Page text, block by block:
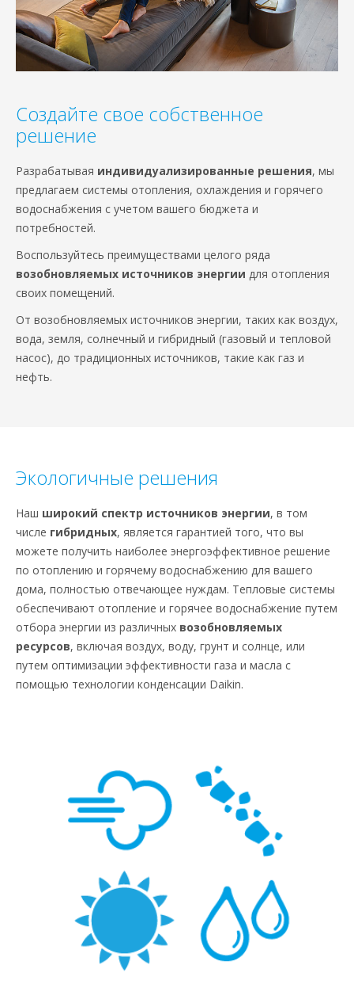
Создайте свое собственное
решение
Разрабатывая индивидуализированные решения, мы
предлагаем системы отопления, охлаждения и горячего
водоснабжения с учетом вашего бюджета и
потребностей.
Воспользуйтесь преимуществами целого ряда
возобновляемых источников энергии для отопления
своих помещений.
От возобновляемых источников энергии, таких как воздух,
вода, земля, солнечный и гибридный (газовый и тепловой
насос), до традиционных источников, такие как газ и
нефть.
Экологичные решения
Наш широкий спектр источников энергии, в том
числе гибридных, является гарантией того, что вы
можете получить наиболее энергоэффективное решение
по отоплению и горячему водоснабжению для вашего
дома, полностью отвечающее нуждам. Тепловые системы
обеспечивают отопление и горячее водоснабжение путем
отбора энергии из различных возобновляемых
ресурсов, включая воздух, воду, грунт и солнце, или
путем оптимизации эффективности газа и масла с
помощью технологии конденсации Daikin.